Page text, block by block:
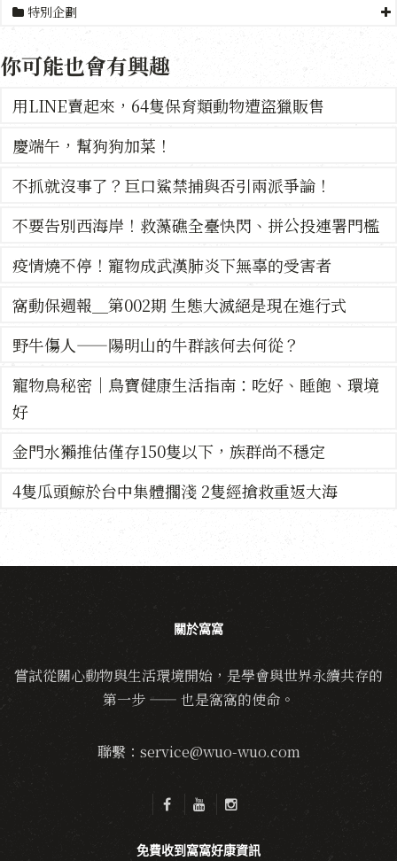
特別企劃
你可能也會有興趣
用LINE賣起來，64隻保育類動物遭盜獵販售
慶端午，幫狗狗加菜！
不抓就沒事了？巨口鯊禁捕與否引兩派爭論！
不要告別西海岸！救藻礁全臺快閃、拼公投連署門檻
疫情燒不停！寵物成武漢肺炎下無辜的受害者
窩動保週報＿第002期 生態大滅絕是現在進行式
野牛傷人——陽明山的牛群該何去何從？
寵物鳥秘密｜鳥寶健康生活指南：吃好、睡飽、環境
好
金門水獺推估僅存150隻以下，族群尚不穩定
4隻瓜頭鯨於台中集體擱淺 2隻經搶救重返大海
關於窩窩
嘗試從關心動物與生活環境開始，是學會與世界永續共存的
第一步 —— 也是窩窩的使命。
聯繫：service@wuo-wuo.com
免費收到窩窩好康資訊